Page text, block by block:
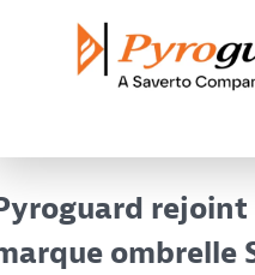
ombrelle